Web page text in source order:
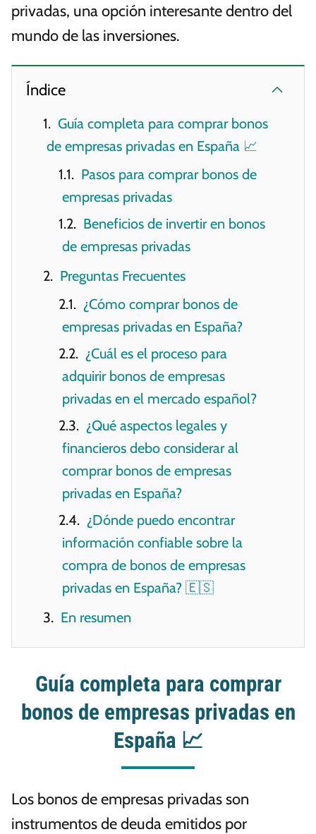
privadas, una opción interesante dentro del
mundo de las inversiones.
Índice
Guía completa para comprar bonos
de empresas privadas en España 📈
Pasos para comprar bonos de
empresas privadas
Beneficios de invertir en bonos
de empresas privadas
Preguntas Frecuentes
¿Cómo comprar bonos de
empresas privadas en España?
¿Cuál es el proceso para
adquirir bonos de empresas
privadas en el mercado español?
¿Qué aspectos legales y
financieros debo considerar al
comprar bonos de empresas
privadas en España?
¿Dónde puedo encontrar
información confiable sobre la
compra de bonos de empresas
privadas en España? 🇪🇸
En resumen
Guía completa para comprar
bonos de empresas privadas en
España 📈
Los bonos de empresas privadas son
instrumentos de deuda emitidos por